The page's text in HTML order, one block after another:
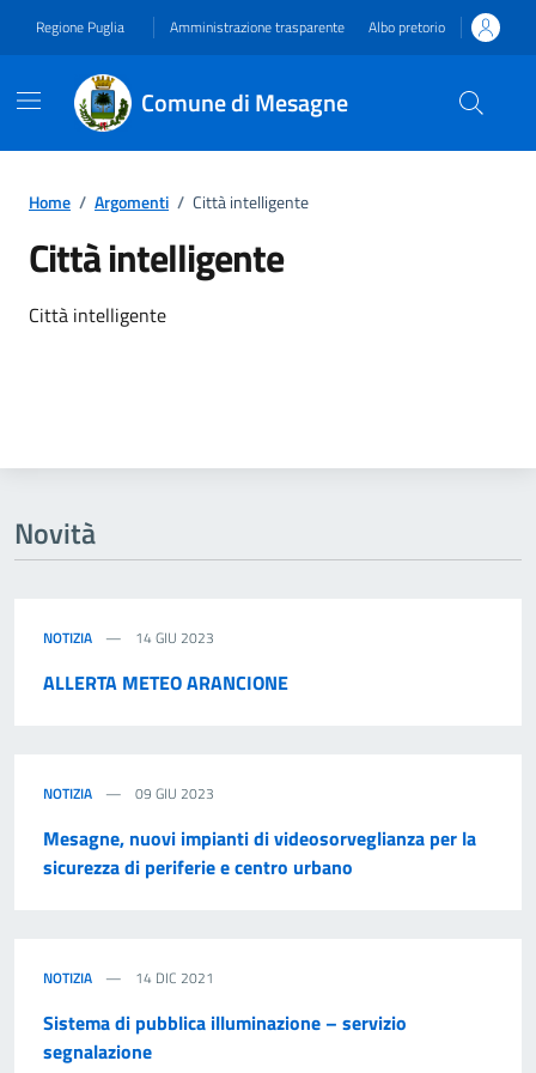
Regione Puglia Amministrazione trasparente Albo pretorio
Comune di Mesagne
Home / Argomenti / Città intelligente
Città intelligente
Dettagli dell'argomento
Città intelligente
Novità
NOTIZIA 14 GIU 2023
ALLERTA METEO ARANCIONE
NOTIZIA 09 GIU 2023
Mesagne, nuovi impianti di videosorveglianza per la
sicurezza di periferie e centro urbano
NOTIZIA 14 DIC 2021
Sistema di pubblica illuminazione – servizio
segnalazione